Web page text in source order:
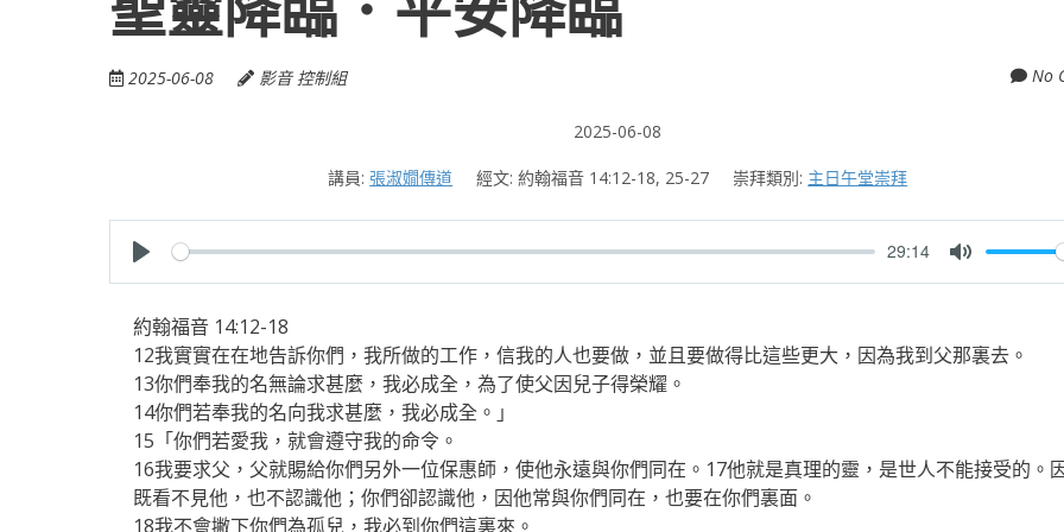
2025-06-08 影音 控制組 No
2025-06-08
講員: 張淑嫺傳道 經文: 約翰福音 14:12-18, 25-27 崇拜類別: 主日午堂崇拜
P
l
a
y
29:14
M
t
約翰福音 14:12-18
12我實實在在地告訴你們，我所做的工作，信我的人也要做，並且要做得比這些更大，因為我到父那裏去。
13你們奉我的名無論求甚麼，我必成全，為了使父因兒子得榮耀。
14你們若奉我的名向我求甚麼，我必成全。」
15「你們若愛我，就會遵守我的命令。
16我要求父，父就賜給你們另外一位保惠師，使他永遠與你們同在。17他就是真理的靈，是世人不能接受的。
既看不見他，也不認識他；你們卻認識他，因他常與你們同在，也要在你們裏面。
18我不會撇下你們為孤兒，我必到你們這裏來。